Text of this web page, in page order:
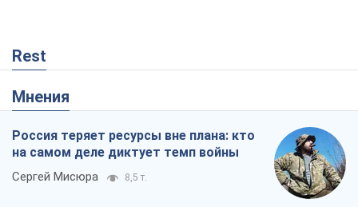
Rest
Мнения
Россия теряет ресурсы вне плана: кто
на самом деле диктует темп войны
Сергей Мисюра 8,5 т.